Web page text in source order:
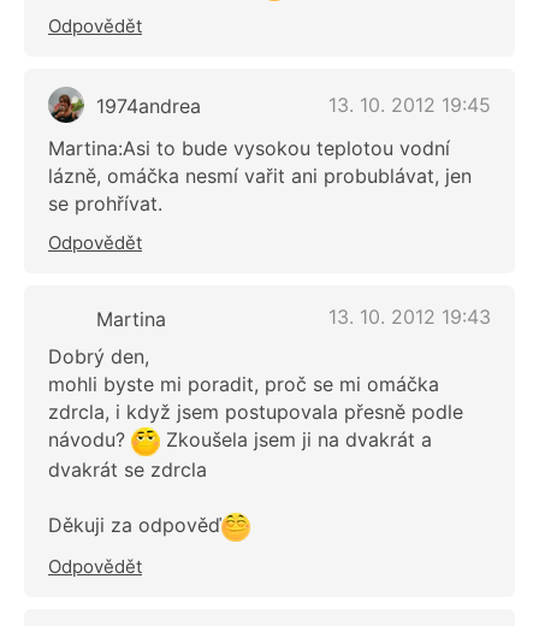
Odpovědět
1974andrea
13. 10. 2012 19:45
Martina:Asi to bude vysokou teplotou vodní
lázně, omáčka nesmí vařit ani probublávat, jen
se prohřívat.
Odpovědět
Martina
13. 10. 2012 19:43
Dobrý den,
mohli byste mi poradit, proč se mi omáčka
zdrcla, i když jsem postupovala přesně podle
návodu?
Zkoušela jsem ji na dvakrát a
dvakrát se zdrcla
Děkuji za odpověď
Odpovědět